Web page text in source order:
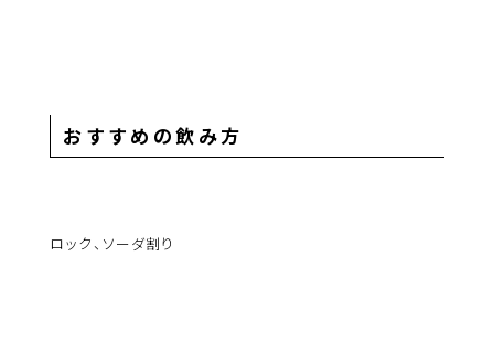
おすすめの飲み方
ロック、ソーダ割り